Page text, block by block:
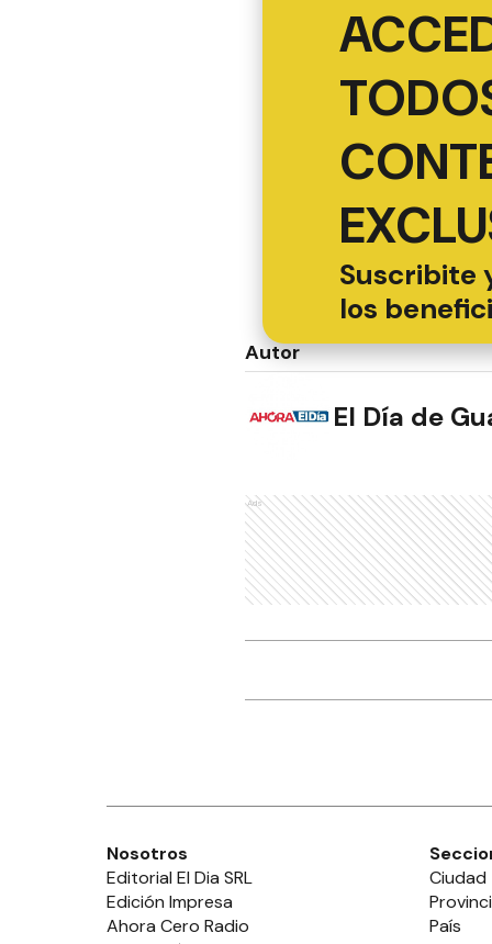
Suscribite
los
Autor
El Día de
Ads
Nosotros
Editorial El Dia SRL
Edición Impresa
Ahora Cero Radio
Ciudad
País